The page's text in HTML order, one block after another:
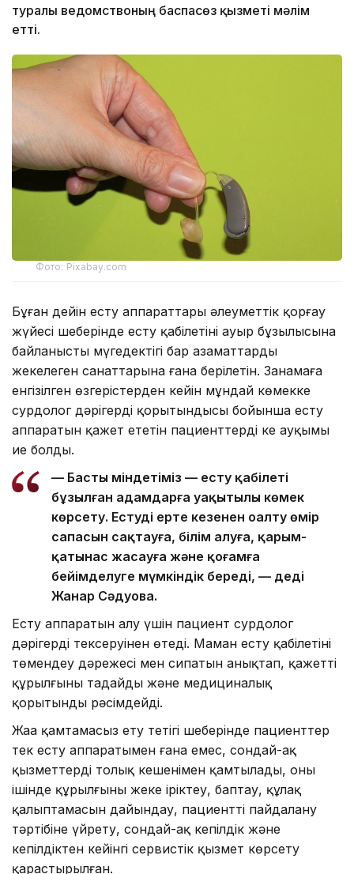
туралы ведомствоның баспасөз қызметі мәлім
етті.
Фото: Pixabay.com
Бұған дейін есту аппараттары әлеуметтік қорғау
жүйесі шеңберінде есту қабілетінің ауыр бұзылысына
байланысты мүгедектігі бар азаматтардың
жекелеген санаттарына ғана берілетін. Заңнамаға
енгізілген өзгерістерден кейін мұндай көмекке
сурдолог дәрігердің қорытындысы бойынша есту
аппаратын қажет ететін пациенттердің кең ауқымы
ие болды.
— Басты міндетіміз — есту қабілеті
бұзылған адамдарға уақытылы көмек
көрсету. Естуді ерте кезеңнен оңалту өмір
сапасын сақтауға, білім алуға, қарым-
қатынас жасауға және қоғамға
бейімделуге мүмкіндік береді, — деді
Жанар Сәдуова.
Есту аппаратын алу үшін пациент сурдолог
дәрігердің тексеруінен өтеді. Маман есту қабілетінің
төмендеу дәрежесі мен сипатын анықтап, қажетті
құрылғыны таңдайды және медициналық
қорытынды рәсімдейді.
Жаңа қамтамасыз ету тетігі шеңберінде пациенттер
тек есту аппаратымен ғана емес, сондай-ақ
қызметтердің толық кешенімен қамтылады, оның
ішінде құрылғыны жеке іріктеу, баптау, құлақ
қалыптамасын дайындау, пациентті пайдалану
тәртібіне үйрету, сондай-ақ кепілдік және
кепілдіктен кейінгі сервистік қызмет көрсету
қарастырылған.